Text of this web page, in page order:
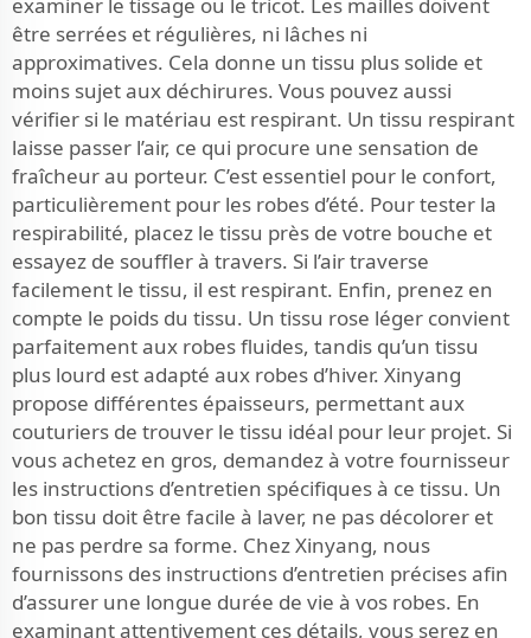
être serrées et régulières, ni lâches ni
approximatives. Cela donne un tissu plus solide et
moins sujet aux déchirures. Vous pouvez aussi
vérifier si le matériau est respirant. Un tissu respirant
laisse passer l’air, ce qui procure une sensation de
fraîcheur au porteur. C’est essentiel pour le confort,
particulièrement pour les robes d’été. Pour tester la
respirabilité, placez le tissu près de votre bouche et
essayez de souffler à travers. Si l’air traverse
facilement le tissu, il est respirant. Enfin, prenez en
compte le poids du tissu. Un tissu rose léger convient
parfaitement aux robes fluides, tandis qu’un tissu
plus lourd est adapté aux robes d’hiver. Xinyang
propose différentes épaisseurs, permettant aux
couturiers de trouver le tissu idéal pour leur projet. Si
vous achetez en gros, demandez à votre fournisseur
les instructions d’entretien spécifiques à ce tissu. Un
bon tissu doit être facile à laver, ne pas décolorer et
ne pas perdre sa forme. Chez Xinyang, nous
fournissons des instructions d’entretien précises afin
d’assurer une longue durée de vie à vos robes. En
examinant attentivement ces détails, vous serez en